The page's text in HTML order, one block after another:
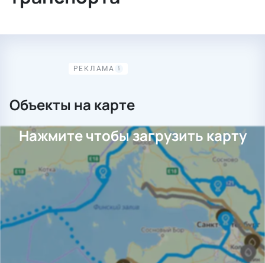
Объекты на карте
Нажмите чтобы загрузить карту